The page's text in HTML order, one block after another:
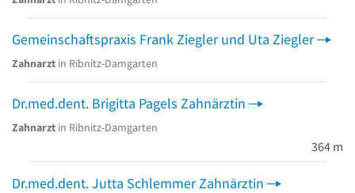
Gemeinschaftspraxis Frank Ziegler und Uta Ziegler
Zahnarzt in Ribnitz-Damgarten
Dr.med.dent. Brigitta Pagels Zahnärztin
Zahnarzt in Ribnitz-Damgarten
364 m
Dr.med.dent. Jutta Schlemmer Zahnärztin